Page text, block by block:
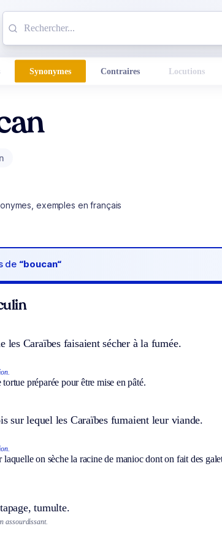
Synonymes Contraires Locutions
exemples en français
de “boucan“
les Caraïbes faisaient sécher à la fumée.
préparée pour être mise en pâté.
sur lequel les Caraïbes fumaient leur viande.
laquelle on sèche la racine de manioc dont on fait des
tumulte.
assourdissant.